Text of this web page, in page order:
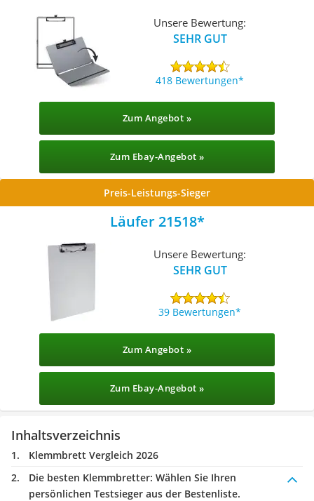
Unsere Bewertung:
SEHR GUT
418 Bewertungen
Zum Angebot »
Zum Ebay-Angebot »
Preis-Leistungs-Sieger
Läufer 21518
Unsere Bewertung:
SEHR GUT
39 Bewertungen
Zum Angebot »
Zum Ebay-Angebot »
Inhaltsverzeichnis
Klemmbrett Vergleich 2026
Die besten Klemmbretter: Wählen Sie Ihren
persönlichen Testsieger aus der Bestenliste.